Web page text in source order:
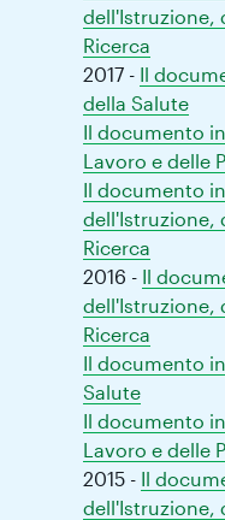
dell'Istruzione,
Ricerca
2017 - Il
della Salute
Il documento
Lavoro e delle
Il documento
dell'Istruzione,
Ricerca
2016 - Il
dell'Istruzione,
Ricerca
Il documento
Salute
Il documento
Lavoro e delle
2015 - Il
dell'Istruzione,